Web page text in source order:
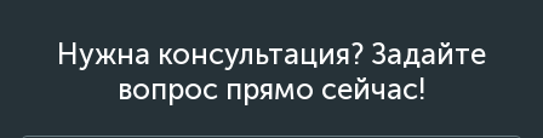
Нужна консультация? Задайте
вопрос прямо сейчас!